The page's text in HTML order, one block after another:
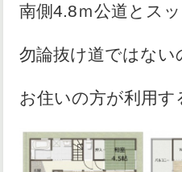
南側4.8ｍ公道とス
勿論抜け道ではない
お住いの方が利用